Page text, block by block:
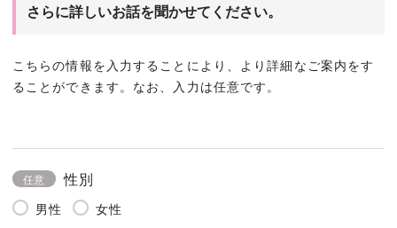
さらに詳しいお話を聞かせてください。
こちらの情報を入力することにより、より詳細なご案内をす
ることができます。なお、入力は任意です。
任意 性別
男性 女性